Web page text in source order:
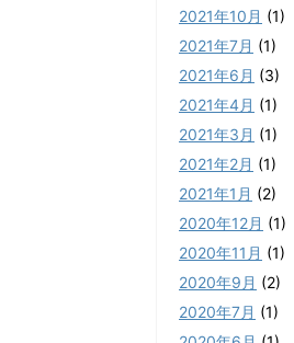
2021年10月 (1)
2021年7月 (1)
2021年6月 (3)
2021年4月 (1)
2021年3月 (1)
2021年2月 (1)
2021年1月 (2)
2020年12月 (1)
2020年11月 (1)
2020年9月 (2)
2020年7月 (1)